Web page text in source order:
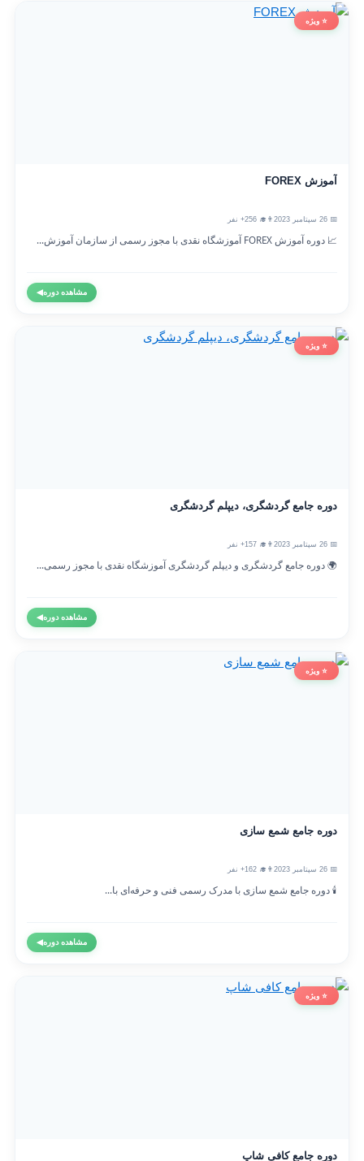
⭐ ویژه
آموزش FOREX
👨‍🎓 256+ نفر
📈 دوره آموزش FOREX آموزشگاه نقدی با مجوز رسمی از سازمان آموزش...
مشاهده دوره◀
⭐ ویژه
دوره جامع گردشگری، دیپلم گردشگری
👨‍🎓 157+ نفر
🌍 دوره جامع گردشگری و دیپلم گردشگری آموزشگاه نقدی با مجوز رسمی...
مشاهده دوره◀
⭐ ویژه
دوره جامع شمع سازی
👨‍🎓 162+ نفر
🕯️ دوره جامع شمع سازی با مدرک رسمی فنی و حرفه‌ای با...
مشاهده دوره◀
⭐ ویژه
دوره جامع کافی شاپ